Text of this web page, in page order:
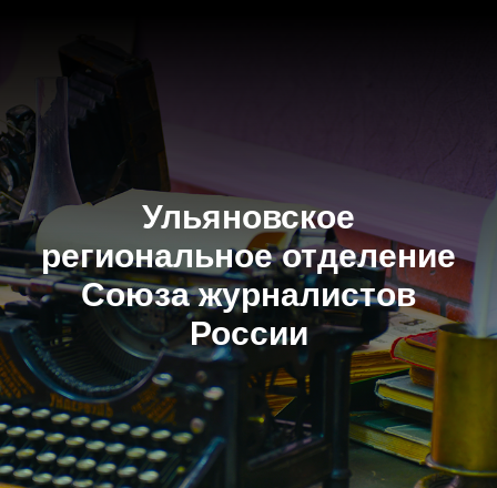
Ульяновское
региональное отделение
Союза журналистов
России